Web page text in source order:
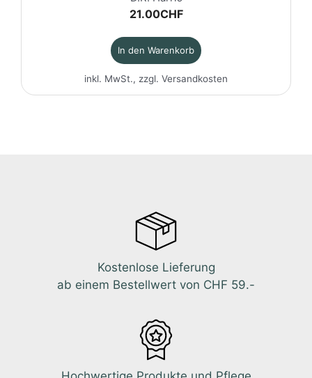
21.00CHF
In den Warenkorb
inkl. MwSt., zzgl. Versandkosten
Kostenlose Lieferung
ab einem Bestellwert von CHF 59.-